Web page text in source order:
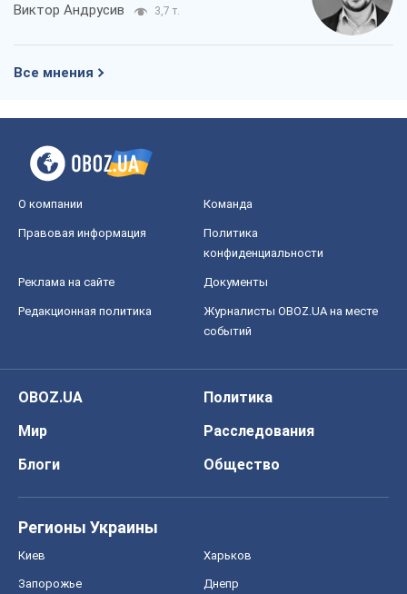
Виктор Андрусив 3,7 т.
Все мнения
О компании Команда
Правовая информация
Политика
конфиденциальности
Реклама на сайте Документы
Редакционная политика
Журналисты OBOZ.UA на месте
событий
OBOZ.UA
Политика
Мир
Расследования
Блоги
Общество
Регионы Украины
Киев Харьков
Запорожье Днепр